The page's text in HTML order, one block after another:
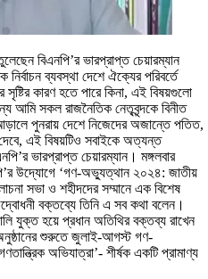
বিএনপি’র ভারপ্রাপ্ত চেয়ারম্যান
ব্যবস্থা দেশে ঐক্যের পরিবর্তে
কারণ হতে পারে কিনা, এই বিষয়গুলো
আমি সকল রাজনৈতিক নেতৃবৃন্দকে বিনীত
পুনরায় দেশে নিজেদের অজান্তে পতিত,
এই বিষয়টিও সবাইকে অত্যন্ত
ভারপ্রাপ্ত চেয়ারম্যান। মঙ্গলবার
উদ্যোগে ‘গণ-অভ্যুত্থান ২০২৪: জাতীয়
সভা ও শহীদদের সম্মানে এক বিশেষ
বক্তব্যে তিনি এ সব কথা বলেন।
যুক্ত হয়ে প্রধান অতিথির বক্তব্য রাখেন
অনুষ্ঠানের শুরুতে জুলাই-আগস্ট গণ-
অভিযাত্রা’- শীর্ষক একটি প্রামাণ্য